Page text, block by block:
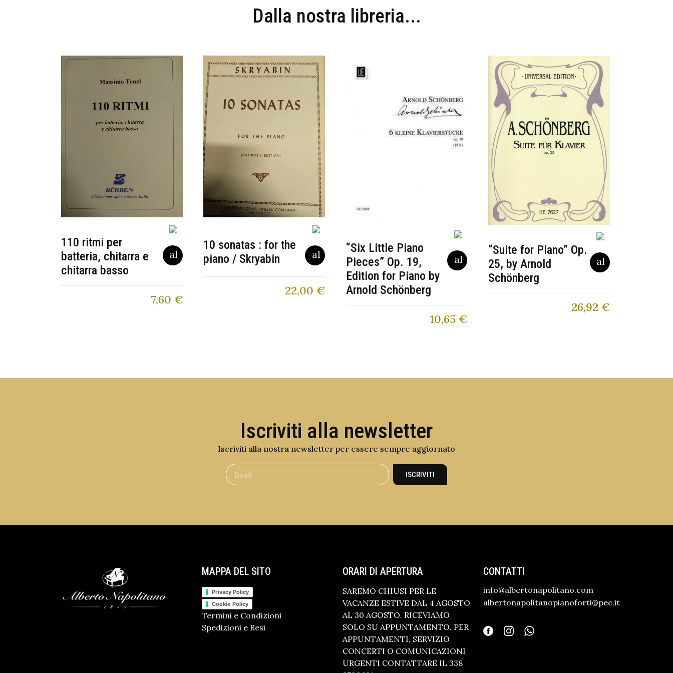
Dalla nostra libreria...
110 ritmi per
batteria, chitarra e
chitarra basso
7,60 €
10 sonatas : for the
piano / Skryabin
22,00 €
“Six Little Piano
Pieces” Op. 19,
Edition for Piano by
Arnold Schönberg
10,65 €
“Suite for Piano” Op.
25, by Arnold
Schönberg
26,92 €
Iscriviti alla newsletter
Iscriviti alla nostra newsletter per essere sempre aggiornato
ISCRIVITI
MAPPA DEL SITO
Privacy Policy
Cookie Policy
Termini e Condizioni
Spedizioni e Resi
ORARI DI APERTURA
SAREMO CHIUSI PER LE
VACANZE ESTIVE DAL 4 AGOSTO
AL 30 AGOSTO. RICEVIAMO
SOLO SU APPUNTAMENTO. PER
APPUNTAMENTI, SERVIZIO
CONCERTI O COMUNICAZIONI
URGENTI CONTATTARE IL 338
CONTATTI
info@albertonapolitano.com
albertonapolitanopianoforti@pec.it